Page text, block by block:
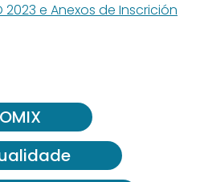
2023 e Anexos de Inscrición
OMIX